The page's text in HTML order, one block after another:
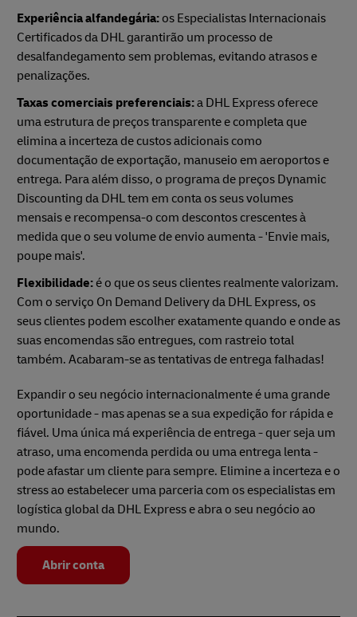
Experiência alfandegária: os Especialistas Internacionais
Certificados da DHL garantirão um processo de
desalfandegamento sem problemas, evitando atrasos e
penalizações.
Taxas comerciais preferenciais:a DHL Express oferece
uma estrutura de preços transparente e completa que
elimina a incerteza de custos adicionais como
documentação de exportação, manuseio em aeroportos e
entrega. Para além disso, o programa de preços Dynamic
Discounting da DHL tem em conta os seus volumes
mensais e recompensa-o com descontos crescentes à
medida que o seu volume de envio aumenta - 'Envie mais,
poupe mais'.
Flexibilidade: é o que os seus clientes realmente valorizam.
Com o serviço On Demand Delivery da DHL Express, os
seus clientes podem escolher exatamente quando e onde as
suas encomendas são entregues, com rastreio total
também. Acabaram-se as tentativas de entrega falhadas!
Expandir o seu negócio internacionalmente é uma grande
oportunidade - mas apenas se a sua expedição for rápida e
fiável. Uma única má experiência de entrega - quer seja um
atraso, uma encomenda perdida ou uma entrega lenta -
pode afastar um cliente para sempre. Elimine a incerteza e o
stress ao estabelecer uma parceria com os especialistas em
logística global da DHL Express e abra o seu negócio ao
mundo.
Abrir conta